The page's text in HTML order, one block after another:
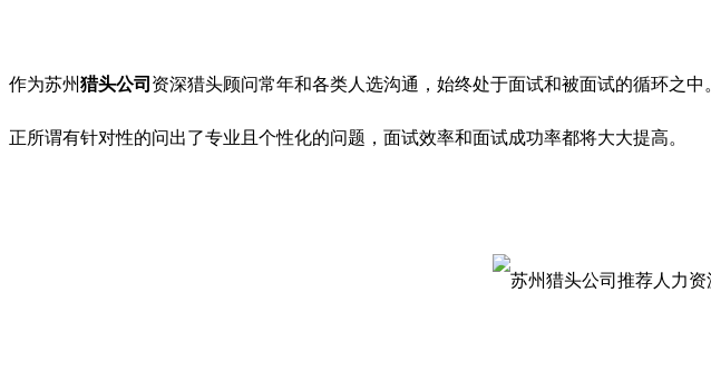
作为苏州猎头公司 资深猎头顾问常年和各类人选沟通，始终处于面试和被面试的循环之中
正所谓有针对性的问出了专业且个性化的问题，面试效率和面试成功率都将大大提高。